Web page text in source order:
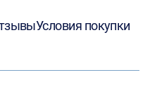
Условия покупки